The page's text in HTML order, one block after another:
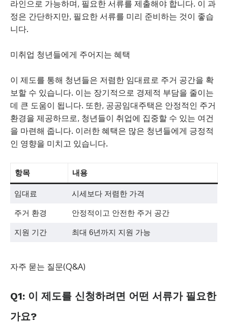
라인으로 가능하며, 필요한 서류를 제출해야 합니다. 이 과
정은 간단하지만, 필요한 서류를 미리 준비하는 것이 좋습
니다.
미취업 청년들에게 주어지는 혜택
이 제도를 통해 청년들은 저렴한 임대료로 주거 공간을 확
보할 수 있습니다. 이는 장기적으로 경제적 부담을 줄이는
데 큰 도움이 됩니다. 또한, 공공임대주택은 안정적인 주거
환경을 제공하므로, 청년들이 취업에 집중할 수 있는 여건
을 마련해 줍니다. 이러한 혜택은 많은 청년들에게 긍정적
인 영향을 미치고 있습니다.
항목 내용
임대료 시세보다 저렴한 가격
주거 환경 안정적이고 안전한 주거 공간
지원 기간 최대 6년까지 지원 가능
자주 묻는 질문(Q&A)
Q1: 이 제도를 신청하려면 어떤 서류가 필요한
가요?